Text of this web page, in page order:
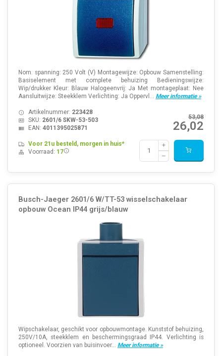
Nom. spanning: 250 Volt (V) Montagewijze: Opbouw Samenstelling:
Basiselement met complete behuizing Bedieningswijze:
Wip/drukker Kleur: Blauw Halogeenvrij: Ja Met montageplaat: Nee
Aansluitwijze: Steekklem Verlichting: Ja Oppervl... Meer informatie »
53,08
26,02
Artikelnummer: 223428
SKU: 2601/6 SKW-53-503
EAN: 4011395025871
Voor 21u besteld, morgen in huis*
Voorraad: 17
Busch-Jaeger 2601/6 W/TT-53 wisselschakelaar
opbouw Ocean IP44 grijs/blauw
Wipschakelaar, geschikt voor opbouwmontage. Kunststof behuizing,
250V/10A, steekklem en beschermingsgraad IP44. Verlichting is
optioneel. Voorzien van buisinvoer... Meer informatie »